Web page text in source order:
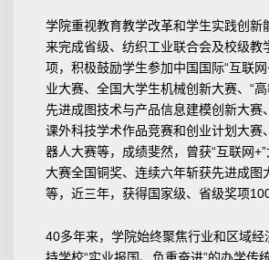
学院重视教育教学改革和学生实践创新
来完成省级、纺织工业联合会及校级教
项，积极鼓励学生参加中国国际“互联网
业大赛、全国大学生机械创新大赛、“
先进成图技术与产品信息建模创新大赛
课外科技学术作品竞赛和创业计划大赛
器人大赛等，成绩斐然，曾获“互联网
大赛全国铜奖、连续六年斩获先进成图
等，近三年，获得国家级、省级奖项100
40多年来，学院始终聚焦行业和区域经
持学校“实业报国、负重奋进”的办学传